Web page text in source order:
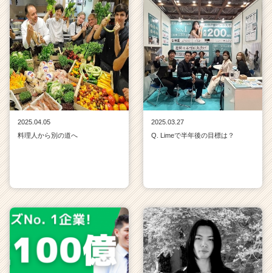
2025.04.05
料理人から別の道へ
2025.03.27
Q. Limeで半年後の目標は？